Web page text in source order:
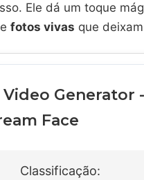
Ele dá um toque
e fotos vivas que
Video Generator -
Face
Classificação: